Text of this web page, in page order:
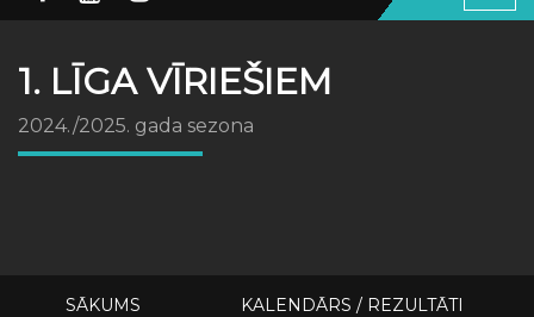
1. LĪGA VĪRIEŠIEM
2024./2025. gada sezona
SĀKUMS KALENDĀRS / REZULTĀTI